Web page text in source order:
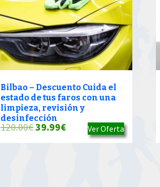
Bilbao – Descuento Cuida el
estado de tus faros con una
limpieza, revisión y
desinfección
120.00€El
precio
39.99€El
precio
Ver Oferta